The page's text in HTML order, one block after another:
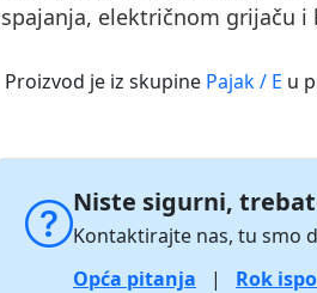
spajanja, električnom grijaču i
Proizvod je iz skupine Pajak / E u
Niste sigurni,
Kontaktirajte nas, tu smo
Opća pitanja
| Rok